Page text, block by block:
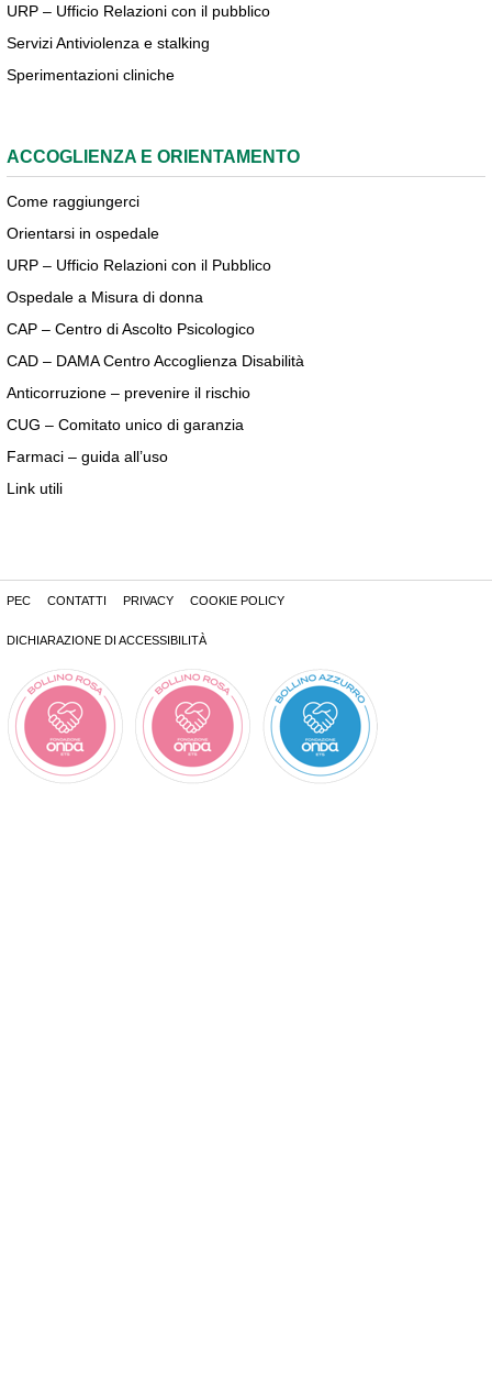
URP – Ufficio Relazioni con il pubblico
Servizi Antiviolenza e stalking
Sperimentazioni cliniche
ACCOGLIENZA E ORIENTAMENTO
Come raggiungerci
Orientarsi in ospedale
URP – Ufficio Relazioni con il Pubblico
Ospedale a Misura di donna
CAP – Centro di Ascolto Psicologico
CAD – DAMA Centro Accoglienza Disabilità
Anticorruzione – prevenire il rischio
CUG – Comitato unico di garanzia
Farmaci – guida all’uso
Link utili
PEC CONTATTI PRIVACY COOKIE POLICY
DICHIARAZIONE DI ACCESSIBILITÀ